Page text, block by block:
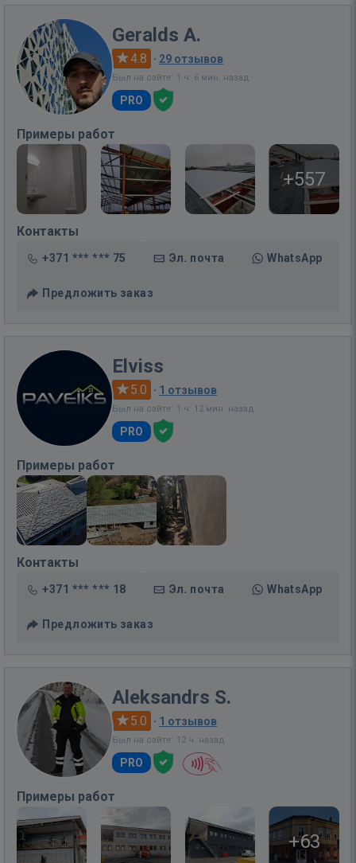
Geralds A.
4.8 · 29 отзывов
Был на сайте: 1 ч. 6 мин. назад
PRO
Примеры работ
+557
Контакты
+371 *** *** 75 Эл. почта WhatsApp
Предложить заказ
Elviss
5.0 · 1 отзывов
Был на сайте: 1 ч. 12 мин. назад
PRO
Примеры работ
Контакты
+371 *** *** 18 Эл. почта WhatsApp
Предложить заказ
Aleksandrs S.
5.0 · 1 отзывов
Был на сайте: 12 ч. назад
PRO
Примеры работ
+63